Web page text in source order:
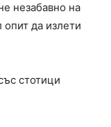
незабавно на
да излети
стотици